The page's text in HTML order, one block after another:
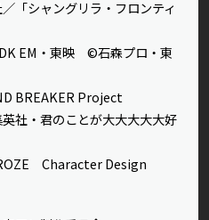
「シャングリラ・フロンティ
EM・東映 ©石森プロ・東
BREAKER Project
社・君のことが大大大大大好
Character Design